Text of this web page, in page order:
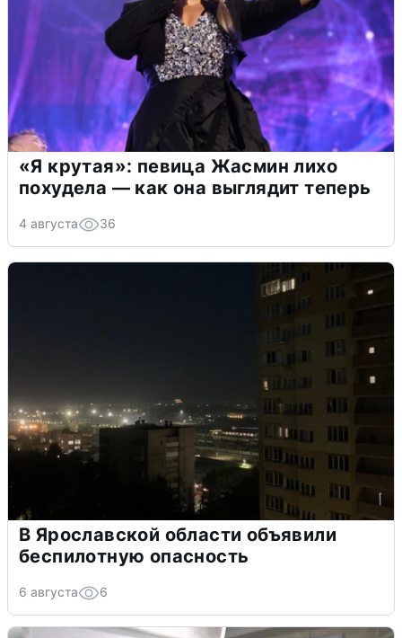
«Я крутая»: певица Жасмин лихо
похудела — как она выглядит теперь
4 августа 36
В Ярославской области объявили
беспилотную опасность
6 августа 6